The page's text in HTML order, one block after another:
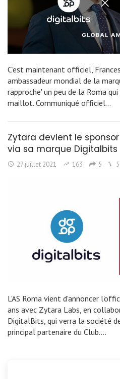
C'est maintenant officiel,
ambassadeur mondial de la
rapproche' un peu de la Roma
maillot. Communiqué officiel…
Zytara devient le
via sa marque Digitalbits
27 juillet 2021 163 5 5
L'AS Roma vient d'annoncer
ans avec Zytara Labs, en
DigitalBits, qui verra la société
principal partenaire du Club.…